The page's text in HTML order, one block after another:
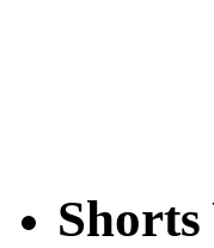
Shorts